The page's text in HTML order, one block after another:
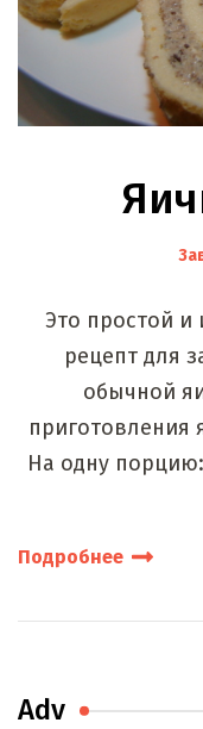
Это простой
рецепт для
обычной
приготовления
На одну
Подробнее
Adv